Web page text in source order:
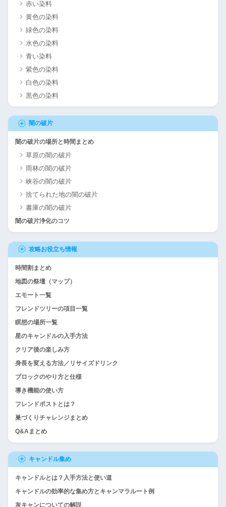
赤い染料
黄色の染料
緑色の染料
水色の染料
青い染料
紫色の染料
白色の染料
黒色の染料
闇の破片
闇の破片の場所と時間まとめ
草原の闇の破片
雨林の闇の破片
峡谷の闇の破片
捨てられた地の闇の破片
書庫の闇の破片
闇の破片浄化のコツ
攻略お役立ち情報
時間割まとめ
地図の祭壇（マップ）
エモート一覧
フレンドツリーの項目一覧
瞑想の場所一覧
星のキャンドルの入手方法
クリア後の楽しみ方
身長を変える方法／リサイズドリンク
ブロックのやり方と仕様
導き機能の使い方
フレンドポストとは？
巣づくりチャレンジまとめ
Q&Aまとめ
キャンドル集め
キャンドルとは？入手方法と使い道
キャンドルの効率的な集め方とキャンマラルート例
灰キャンについての解説